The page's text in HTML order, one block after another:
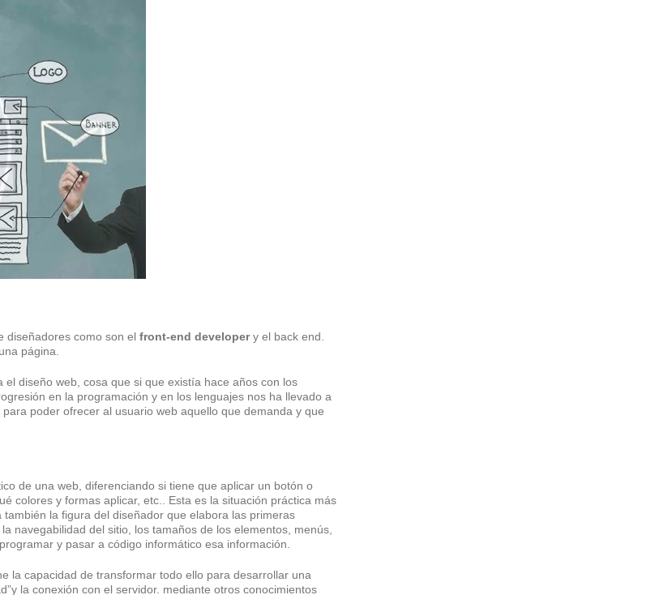
diseñadores como son el front-end developery el back end.
página.
diseño web, cosa que si que existía hace años con los
en la programación y en los lenguajes nos ha llevado a
poder ofrecer al usuario web aquello que demanda y que
de una web, diferenciando si tiene que aplicar un botón o
colores y formas aplicar, etc.. Esta es la situación práctica más
la figura del diseñador que elabora las primeras
navegabilidad del sitio, los tamaños de los elementos, menús,
y pasar a código informático esa información.
la capacidad de transformar todo ello para desarrollar una
la conexión con el servidor. mediante otros conocimientos